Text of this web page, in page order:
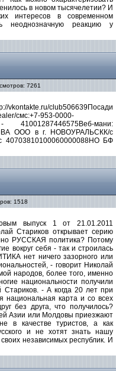
в новом тысячелетии? И
интересов в современном
неоднозначную реакцию у
7261
vkontakte.ru/club506639Посади
смс:+7-953-0000-
мани:
ООО в г. НОВОУРАЛЬСКК/с
40703810100060000088НО БФ
1518
выпуск 1 от 21.01.2011
Стариков открывает серию
РУССКАЯ политика? Потому
вокруг себя - так и строилась
нет ничего зазорного или
- говорит Николай
народов, более того, именно
национальности получили
Стариков. - А когда 20 лет при
карта и со всех
без друга, что получилось?
Азии или Молдовы приезжают
в качестве туристов, а как
и не хотят знать нашу
независимых республик. И